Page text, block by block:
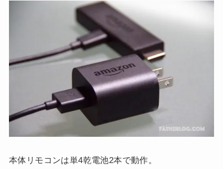
本体リモコンは単4乾電池2本で動作。